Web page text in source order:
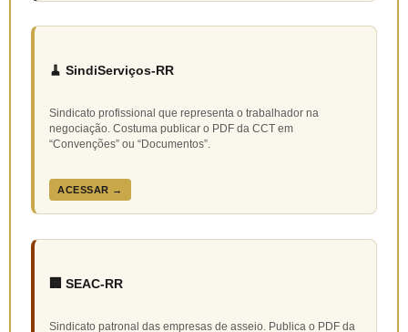
🧹 SindiServiços-RR
Sindicato profissional que representa o trabalhador na
negociação. Costuma publicar o PDF da CCT em
“Convenções” ou “Documentos”.
ACESSAR →
🏢 SEAC-RR
Sindicato patronal das empresas de asseio. Publica o PDF da